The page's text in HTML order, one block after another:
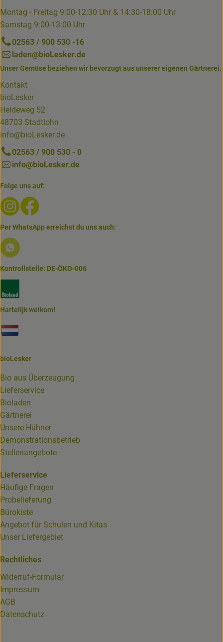
Montag - Freitag 9:00-12:30 Uhr & 14:30-18:00 Uhr
Samstag 9:00-13:00 Uhr
02563 / 900 530 -16
laden@bioLesker.de
Unser Gemüse beziehen wir bevorzugt aus unserer eigenen Gärtnerei.
Kontakt
bioLesker
Heideweg 52
48703 Stadtlohn
info@bioLesker.de
02563 / 900 530 - 0
info@bioLesker.de
Folge uns auf:
Externer Link zu https://www.instagram.com/biolesker/
Per WhatsApp erreichst du uns auch:
Externer Link zu https://www.biolesker.de/lieferservice/
Kontrollstelle: DE-ÖKO-006
Hartelijk welkom!
bioLesker
Bio aus Überzeugung
Lieferservice
Bioladen
Gärtnerei
Unsere Hühner
Demonstrationsbetrieb
Stellenangebote
Lieferservice
Häufige Fragen
Probelieferung
Bürokiste
Angebot für Schulen und Kitas
Unser Liefergebiet
Rechtliches
Widerruf-Formular
Impressum
AGB
Datenschutz